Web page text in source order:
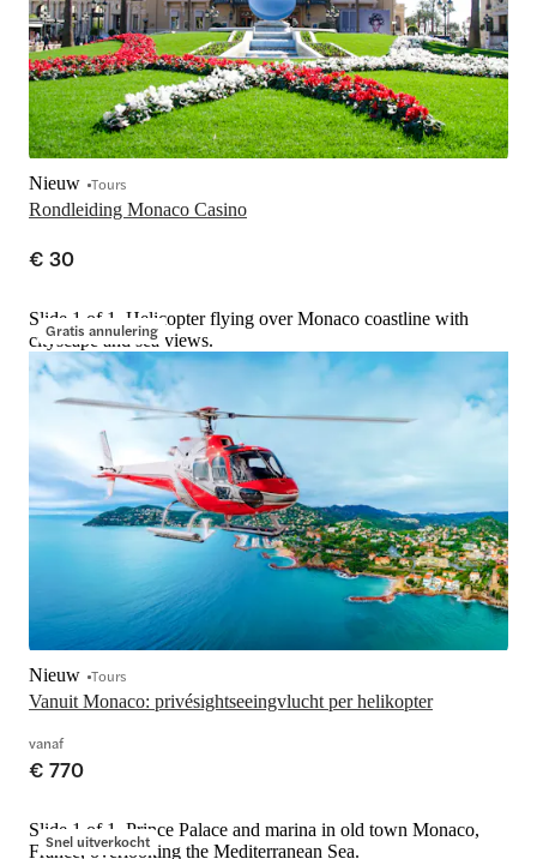
Rondleiding Monaco Casino
Nieuw Tours
€ 30
Gratis annulering
Slide 1 of 1, Helicopter flying over Monaco coastline with
cityscape and sea views.
Vanuit Monaco: privésightseeingvlucht per helikopter
Nieuw Tours
vanaf
€ 770
Snel uitverkocht
Slide 1 of 1, Prince Palace and marina in old town Monaco,
France, overlooking the Mediterranean Sea.